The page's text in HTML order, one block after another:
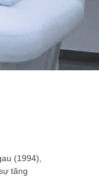
(1994),
tăng